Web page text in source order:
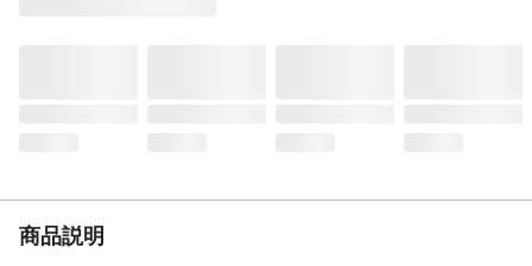
商品説明